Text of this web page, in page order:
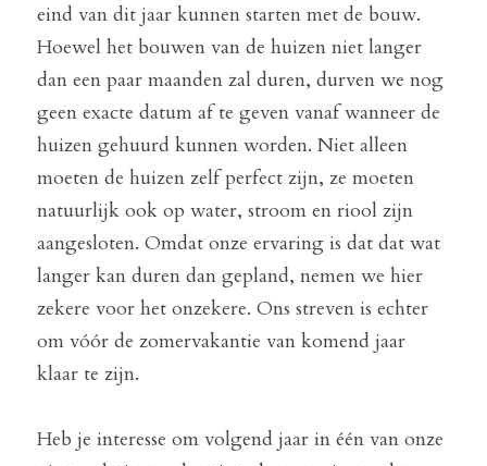
eind van dit jaar kunnen starten met de bouw.
Hoewel het bouwen van de huizen niet langer
dan een paar maanden zal duren, durven we nog
geen exacte datum af te geven vanaf wanneer de
huizen gehuurd kunnen worden. Niet alleen
moeten de huizen zelf perfect zijn, ze moeten
natuurlijk ook op water, stroom en riool zijn
aangesloten. Omdat onze ervaring is dat dat wat
langer kan duren dan gepland, nemen we hier
zekere voor het onzekere. Ons streven is echter
om vóór de zomervakantie van komend jaar
klaar te zijn.
Heb je interesse om volgend jaar in één van onze